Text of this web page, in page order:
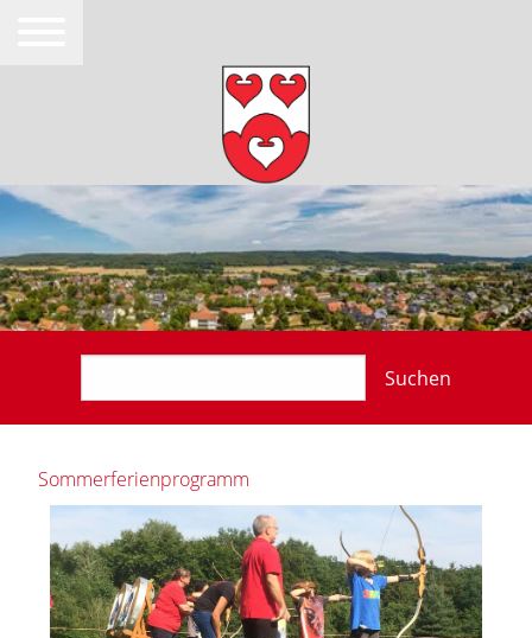
Suchen
Sommerferienprogramm